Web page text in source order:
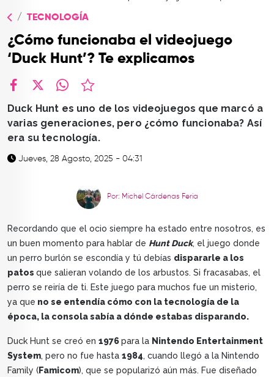
CONTACTO
TECNOLOGÍA
¿Cómo funcionaba el videojuego
‘Duck Hunt’? Te explicamos
Duck Hunt es uno de los videojuegos que marcó a
varias generaciones, pero ¿cómo funcionaba? Así
era su tecnología.
Jueves, 28 Agosto, 2025 - 04:31
Por: Michel Cárdenas Feria
Recordando que el ocio siempre ha estado entre nosotros, es
un buen momento para hablar de Hunt Duck, el juego donde
un perro burlón se escondía y tú debías dispararle a los
patos que salieran volando de los arbustos. Si fracasabas, el
perro se reiría de ti. Este juego para muchos fue un misterio,
ya que no se entendía cómo con la tecnología de la
época, la consola sabía a dónde estabas disparando.
Duck Hunt se creó en 1976para la Nintendo Entertainment
System, pero no fue hasta 1984, cuando llegó a la Nintendo
Family (Famicom), que se popularizó aún más. Fue diseñado